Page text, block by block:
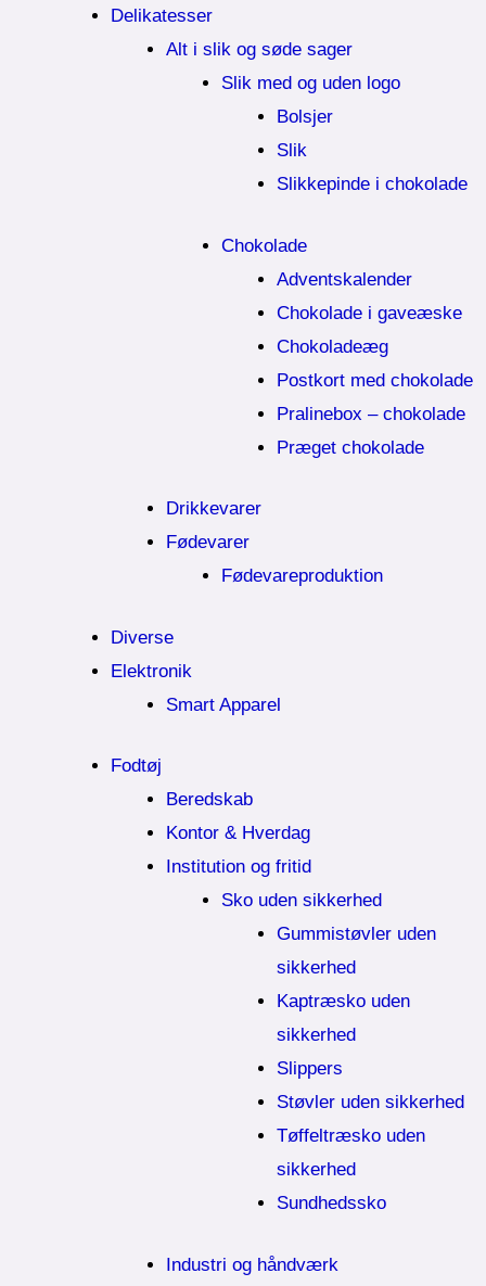
Delikatesser
Alt i slik og søde sager
Slik med og uden logo
Bolsjer
Slik
Slikkepinde i chokolade
Chokolade
Adventskalender
Chokolade i gaveæske
Chokoladeæg
Postkort med chokolade
Pralinebox – chokolade
Præget chokolade
Drikkevarer
Fødevarer
Fødevareproduktion
Diverse
Elektronik
Smart Apparel
Fodtøj
Beredskab
Kontor & Hverdag
Institution og fritid
Sko uden sikkerhed
Gummistøvler uden
sikkerhed
Kaptræsko uden
sikkerhed
Slippers
Støvler uden sikkerhed
Tøffeltræsko uden
sikkerhed
Sundhedssko
Industri og håndværk